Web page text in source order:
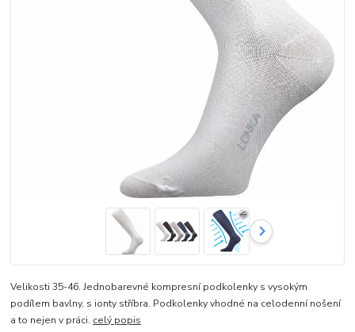
Velikosti 35-46. Jednobarevné kompresní podkolenky s vysokým
podílem bavlny, s ionty stříbra. Podkolenky vhodné na celodenní nošení
a to nejen v práci. celý popis